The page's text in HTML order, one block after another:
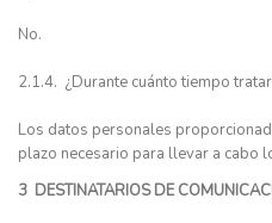
No.
2.1.4. ¿Durante cuánto tiempo
Los datos personales
plazo necesario para llevar a cabo
3 DESTINATARIOS DE